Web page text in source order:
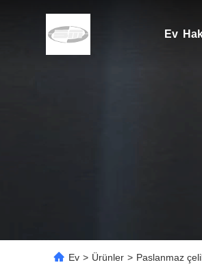
Ev
Ev > Ürünler > Paslanmaz